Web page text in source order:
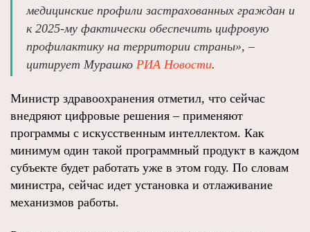
медицинские профили застрахованных граждан и
к 2025-му фактически обеспечить цифровую
профилактику на территории страны», –
цитирует Мурашко РИА Новости.
Министр здравоохранения отметил, что сейчас
внедряют цифровые решения – применяют
программы с искусственным интеллектом. Как
минимум один такой программный продукт в каждом
субъекте будет работать уже в этом году. По словам
министра, сейчас идет установка и отлаживание
механизмов работы.